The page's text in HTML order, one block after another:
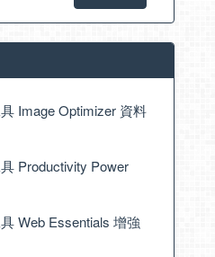
Image Optimizer 資料
Productivity Power
Web Essentials 增強